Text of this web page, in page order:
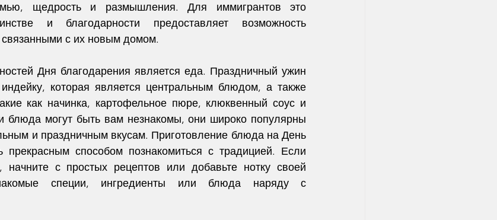
щедрость и размышления. Для иммигрантов это
и благодарности предоставляет возможность
связанными с их новым домом.
Дня благодарения является еда. Праздничный ужин
которая является центральным блюдом, а также
как начинка, картофельное пюре, клюквенный соус и
блюда могут быть вам незнакомы, они широко популярны
и праздничным вкусам. Приготовление блюда на День
прекрасным способом познакомиться с традицией. Если
начните с простых рецептов или добавьте нотку своей
специи, ингредиенты или блюда наряду с